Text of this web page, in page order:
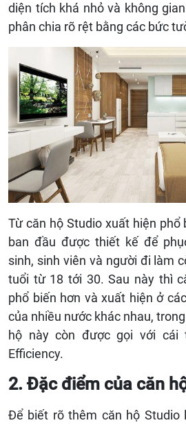
diện tích khá nhỏ và không
phân chia rõ rệt bằng các bức
Từ căn hộ Studio xuất hiện phổ
ban đầu được thiết kế để
sinh, sinh viên và người đi làm
tuổi từ 18 tới 30. Sau này thì
phổ biến hơn và xuất hiện ở
của nhiều nước khác nhau,
hộ này còn được gọi với cái
Efficiency.
2. Đặc điểm của căn
Để biết rõ thêm căn hộ Studio